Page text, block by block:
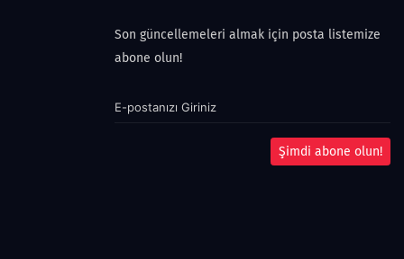
Son güncellemeleri almak için posta listemize
abone olun!
Şimdi abone olun!